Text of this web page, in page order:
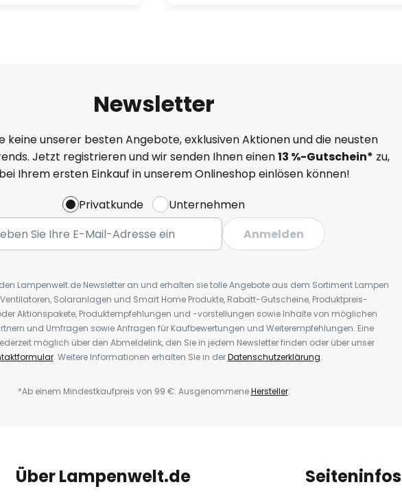
Newsletter
keine unserer besten Angebote, exklusiven Aktionen und die neusten
Jetzt registrieren und wir senden Ihnen einen13 %-Gutschein* zu,
Ihrem ersten Einkauf in unserem Onlineshop einlösen können!
Privatkunde
Unternehmen
Anmelden
Lampenwelt.de Newsletter an und erhalten sie tolle Angebote aus dem Sortiment Lampen
Solaranlagen und Smart Home Produkte, Rabatt-Gutscheine, Produktpreis-
Aktionspakete, Produktempfehlungen und -vorstellungen sowie Inhalte von möglichen
und Umfragen sowie Anfragen für Kaufbewertungen und Weiterempfehlungen. Eine
möglich über den Abmeldelink, den Sie in jedem Newsletter finden oder über unser
. Weitere Informationen erhalten Sie in derDatenschutzerklärung.
*Ab einem Mindestkaufpreis von 99 €. AusgenommeneHersteller.
Über Lampenwelt.de Seiteninfos